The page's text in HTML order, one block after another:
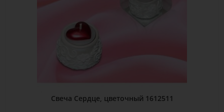
Свеча Сердце, цветочный 1612511